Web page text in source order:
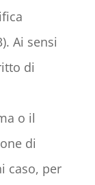
Ai sensi
di
o il
di
caso, per